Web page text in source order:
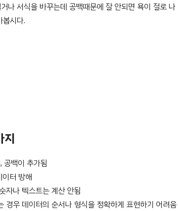
나 서식을 바꾸는데 공백때문에 잘 안되면 욕이 절로 나
시다.
지
공백이 추가됨
터 방해
자나 텍스트는 계산 안됨
경우 데이터의 순서나 형식을 정확하게 표현하기 어려움